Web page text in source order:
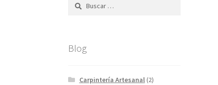
Blog
Carpintería Artesanal(2)